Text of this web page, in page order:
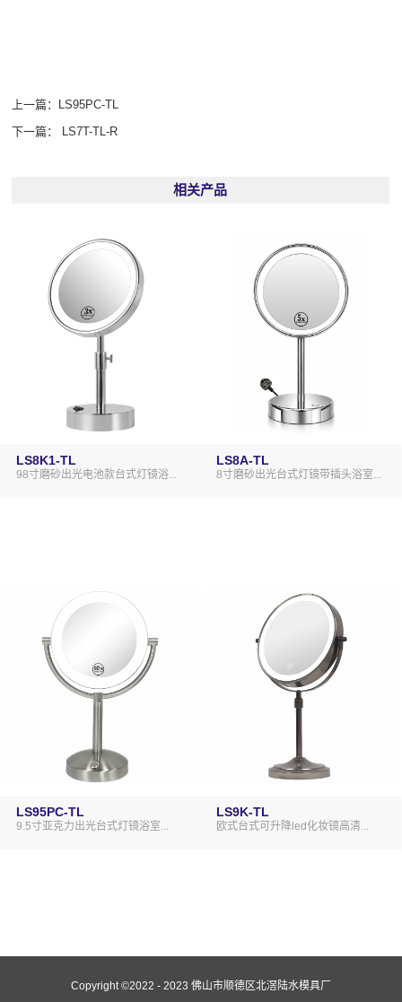
上一篇： LS95PC-TL
下一篇：
LS7T-TL-R
相关产品
LS8K1-TL
98寸磨砂出光电池款台式灯镜浴...
LS8A-TL
8寸磨砂出光台式灯镜带插头浴室...
LS95PC-TL
9.5寸亚克力出光台式灯镜浴室...
LS9K-TL
欧式台式可升降led化妆镜高清...
Copyright ©2022 - 2023 佛山市顺德区北滘陆水模具厂